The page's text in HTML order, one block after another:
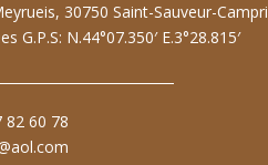
30750 Saint-Sauveur-
G.P.S: N.44°07.350′ E.3°28.815′
82 60 78